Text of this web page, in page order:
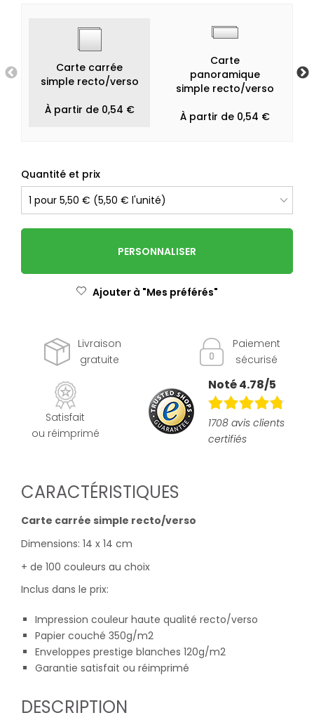
Carte carrée
simple recto/verso
À partir de 0,54 €
Carte
panoramique
simple recto/verso
À partir de 0,54 €
Quantité et prix
PERSONNALISER
Ajouter à "Mes préférés"
Livraison
gratuite
Paiement
sécurisé
Satisfait
ou réimprimé
Noté 4.78/5
1708 avis clients
certifiés
CARACTÉRISTIQUES
Carte carrée simple recto/verso
Dimensions: 14 x 14 cm
+ de 100 couleurs au choix
Inclus dans le prix:
Impression couleur haute qualité recto/verso
Papier couché 350g/m2
Enveloppes prestige blanches 120g/m2
Garantie satisfait ou réimprimé
DESCRIPTION